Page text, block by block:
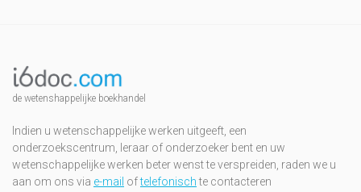
de wetenshappelijke boekhandel
Indien u wetenschappelijke werken uitgeeft, een
onderzoekscentrum, leraar of onderzoeker bent en uw
wetenschappelijke werken beter wenst te verspreiden, raden we u
aan om ons via e-mail oftelefonischte contacteren